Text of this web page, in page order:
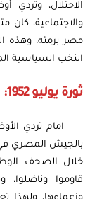
الاحتلال، وتردي
والاجتماعية، كان
مصر برمته، وهذه
النخب السياسية
ثورة يوليو 1952:
امام تردي الأوضاع
خلال الصحف
قاوموا وناضلوا،